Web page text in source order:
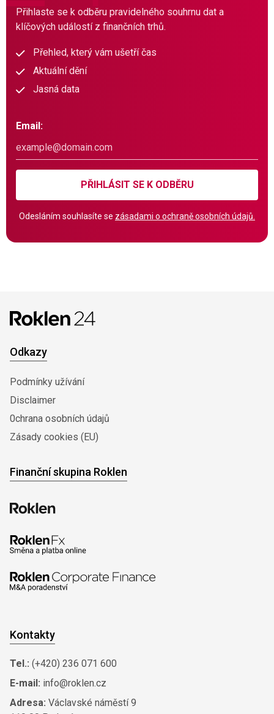
Přihlaste se k odběru pravidelného souhrnu dat a
klíčových událostí z finančních trhů.
Přehled, který vám ušetří čas
Aktuální dění
Jasná data
Email:
PŘIHLÁSIT SE K ODBĚRU
Odesláním souhlasíte se zásadami o ochraně osobních údajů.
Odkazy
Podmínky užívání
Disclaimer
0chrana osobních údajů
Zásady cookies (EU)
Finanční skupina Roklen
Kontakty
Tel.: (+420) 236 071 600
E-mail: info@roklen.cz
Adresa: Václavské náměstí 9